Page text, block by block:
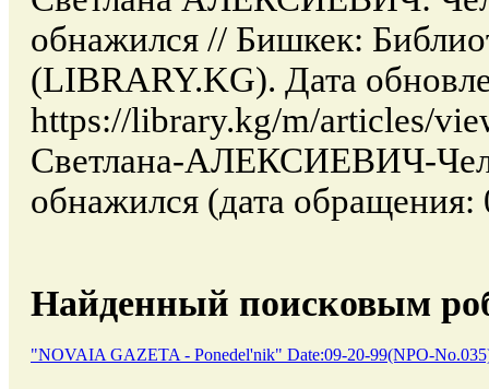
обнажился // Бишкек:
(LIBRARY.KG). Дата
https://library.kg/m/articles/
Светлана-АЛЕКСИЕВИЧ-
обнажился (дата обращения:
Найденный поисковым
"NOVAIA GAZETA - Ponedel'nik" Date:09-20-99(NPO-